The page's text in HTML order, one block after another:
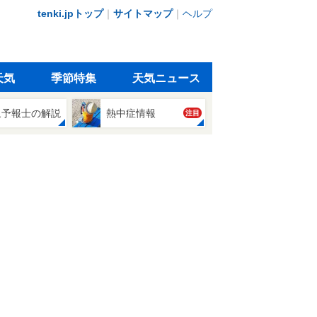
tenki.jpトップ｜ サイトマップ｜ ヘルプ
気 季節特集 天気ニュース
報士の解説 熱中症情報 注目